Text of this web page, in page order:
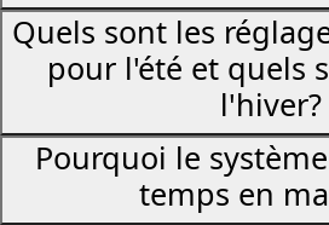
Quels sont les
pour l'été et quels
l'hiver?
Pourquoi le
temps en